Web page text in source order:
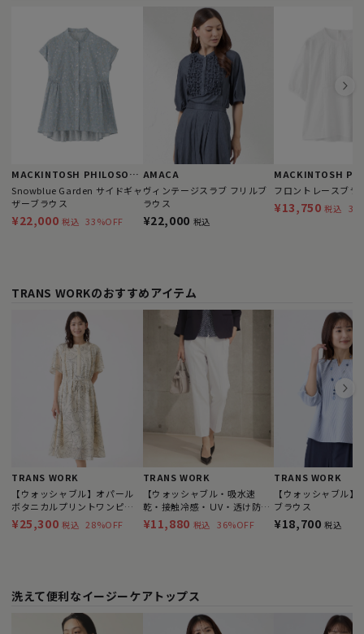
MACKINTOSH PHILOSOPHY
Snowblue Garden サイドギャ
ザーブラウス
¥22,000 税込 33%OFF
AMACA
ヴィンテージスラブ フリルブ
ラウス
¥22,000 税込
フロントレースブラ
¥13,750 税込
TRANS WORKのおすすめアイテム
TRANS WORK
【ウォッシャブル】オパール
ボタニカルプリントワンピー
ス
¥25,300 税込 28%OFF
TRANS WORK
【ウォッシャブル・吸水速
乾・接触冷感・ＵV・透け防】
ドライオックスパンツ
¥11,880 税込 36%OFF
TRANS WORK
【ウォッシャブル】
ブラウス
¥18,700 税込
洗えて便利なイージーケアトップス